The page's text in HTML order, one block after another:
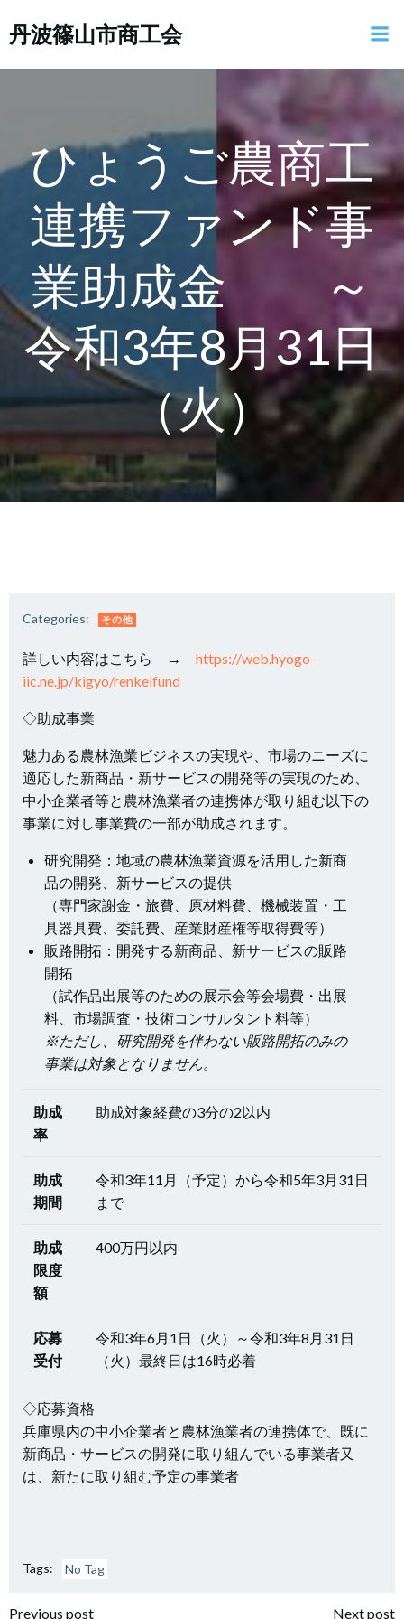
ン
ス
ッ
丹波篠山市商工会
ひょうご農商工
連携ファンド事
業助成金 ～
令和3年8月31日
（火）
Categories: その他
詳しい内容はこちら → https://web.hyogo-
iic.ne.jp/kigyo/renkeifund
◇助成事業
魅力ある農林漁業ビジネスの実現や、市場のニーズに
適応した新商品・新サービスの開発等の実現のため、
中小企業者等と農林漁業者の連携体が取り組む以下の
事業に対し事業費の一部が助成されます。
研究開発：地域の農林漁業資源を活用した新商
品の開発、新サービスの提供
（専門家謝金・旅費、原材料費、機械装置・工
具器具費、委託費、産業財産権等取得費等）
販路開拓：開発する新商品、新サービスの販路
開拓
（試作品出展等のための展示会等会場費・出展
料、市場調査・技術コンサルタント料等）
※ただし、研究開発を伴わない販路開拓のみの
事業は対象となりません。
助成
率
助成対象経費の3分の2以内
助成
期間
令和3年11月（予定）から令和5年3月31日
まで
助成
限度
額
400万円以内
応募
受付
令和3年6月1日（火）～令和3年8月31日
（火）最終日は16時必着
◇応募資格
兵庫県内の中小企業者と農林漁業者の連携体で、既に
新商品・サービスの開発に取り組んでいる事業者又
は、新たに取り組む予定の事業者
Tags: No Tag
Previous post Next post